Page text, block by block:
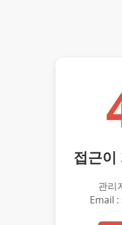
접근이
관리
Email